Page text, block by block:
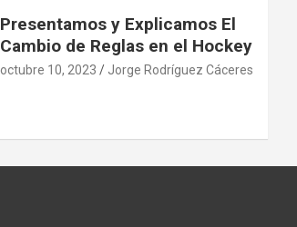
Presentamos y Explicamos El
Cambio de Reglas en el Hockey
octubre 10, 2023 Jorge Rodríguez Cáceres